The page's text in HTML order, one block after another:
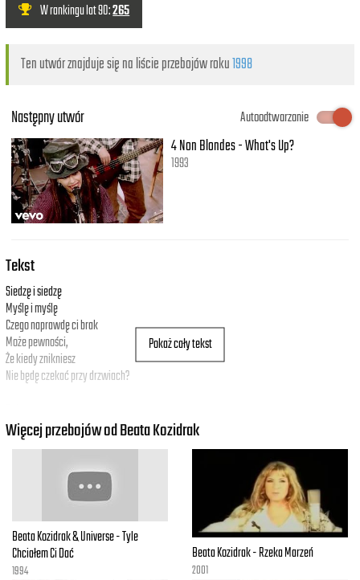
W rankingu lat 90:265
Ten utwór znajduje się na liście przebojów roku1998
Następny utwór
Autoodtwarzanie
4 Non Blondes - What's Up?
1993
Tekst
Pokaż cały tekst
Siedzę i siedzę
Myślę i myślę
Czego naprawdę ci brak
Może pewności,
Że kiedy znikniesz
Nie będę czekać przy drzwiach?
Dla twych rąk
Dla twych ust
Wieczór nadchodzi
Czuję się nisko
Więcej przebojów od Beata Kozidrak
Beata Kozidrak & Universe - Tyle
Chciałem Ci Dać
1994
Beata Kozidrak - Rzeka Marzeń
2001